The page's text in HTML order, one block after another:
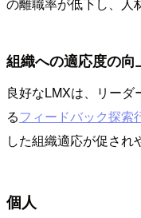
組織への適応度の向
良好なLMXは、リーダ
るフィードバック探索
した組織適応が促され
個人